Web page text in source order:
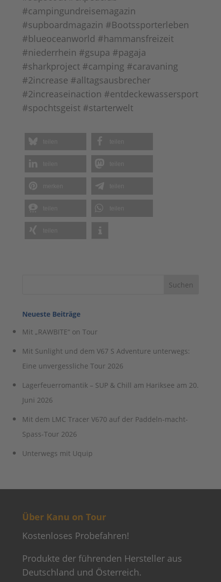
#campingundreisemagazin
#supboardmagazin #Bootssporterleben
#blueoceanworld #hammansfreizeit
#niederrhein #gsupa #pagaja
#sharkproject #camping #caravaning
#2increase #alltagsausbrecher
#2increaseinaction #entdeckewassersport
#spochtsgeist #starterwelt
teilen teilen
teilen teilen
teilen
teilen teilen
teilen
Neueste Beiträge
Mit „RAWBITE“ on Tour
Mit Sunlight und dem V67 S Adventure unterwegs:
Eine unvergessliche Tour 2026
Lagerfeuerromantik – SUP & Chill am Hariksee am 20.
Juni 2026
Mit dem LMC Tracer V670 auf der Paddeln-macht-
Spass-Tour 2026
Unterwegs mit Uquip
Über Kanu on Tour
Kostenloses Probefahren!
Produkte der führenden Hersteller aus
Deutschland und Österreich.